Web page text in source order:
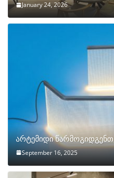
January 24, 2026
არტემიდი წარმოგიდგენთ
September 16, 2025